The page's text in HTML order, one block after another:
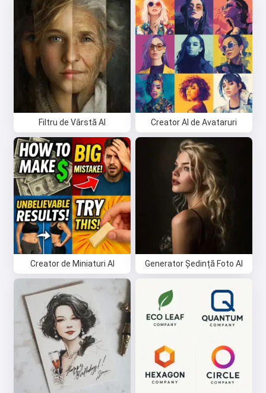
Filtru de Vârstă AI Creator AI de Avataruri
Creator de Miniaturi AI Generator Ședință Foto AI